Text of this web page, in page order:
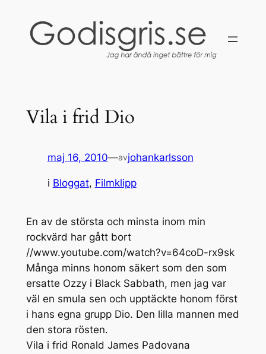
innehåll
Vila i frid Dio
maj 16, 2010—avjohankarlsson
i Bloggat, Filmklipp
En av de största och minsta inom min
rockvärd har gått bort
//www.youtube.com/watch?v=64coD-rx9sk
Många minns honom säkert som den som
ersatte Ozzy i Black Sabbath, men jag var
väl en smula sen och upptäckte honom först
i hans egna grupp Dio. Den lilla mannen med
den stora rösten.
Vila i frid Ronald James Padovana